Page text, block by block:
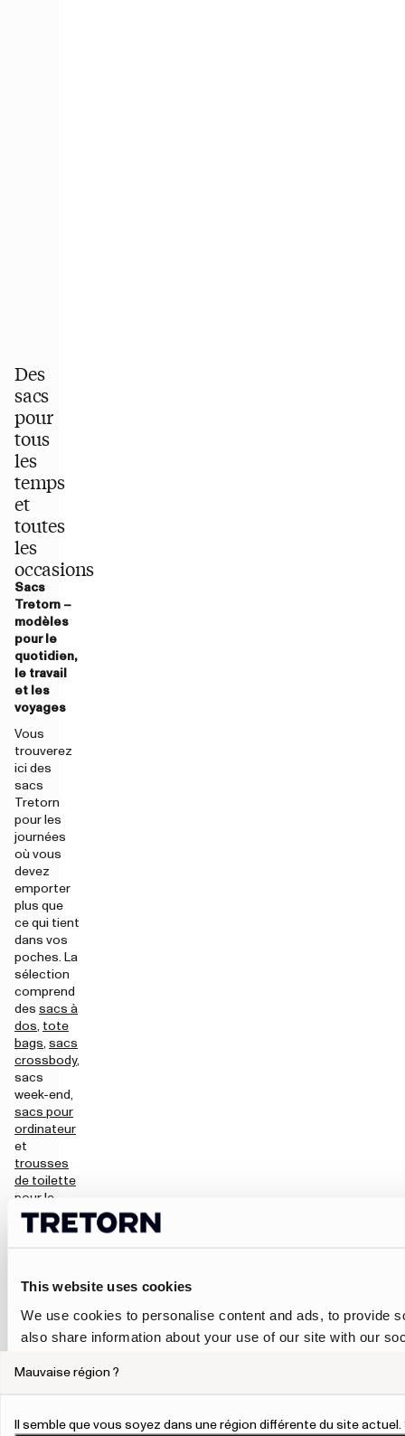
This website uses cookies
We use cookies to personalise content and ads, to provide
also share information about your use of our site with our
their services.
To give users more control over their data and ad
Des
sacs
pour
tous
les
temps
et
toutes
les
occasions
Sacs
Tretorn –
modèles
pour le
quotidien,
le travail
et les
voyages
Vous
trouverez
ici des
sacs
Tretorn
pour les
journées
où vous
devez
emporter
plus que
ce qui tient
dans vos
poches. La
sélection
comprend
des sacs à
dos tote
bags sacs
crossbody,
sacs
week-end,
sacs pour
ordinateur
et
trousses
de toilette
pour le
travail, les
trajets, les
quotidien.
Le modèle le
dépend de ce
devez
transporter.
convient bien
Mauvaise région ?
Il semble que vous soyez dans une région différente du site